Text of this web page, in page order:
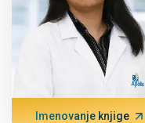
Imenovanje knjige